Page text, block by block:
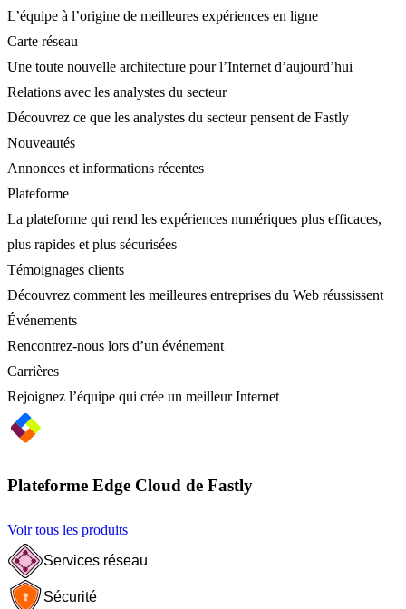
L’équipe à l’origine de meilleures expériences en ligne
Carte réseau
Une toute nouvelle architecture pour l’Internet d’aujourd’hui
Relations avec les analystes du secteur
Découvrez ce que les analystes du secteur pensent de Fastly
Nouveautés
Annonces et informations récentes
Plateforme
La plateforme qui rend les expériences numériques plus efficaces,
plus rapides et plus sécurisées
Témoignages clients
Découvrez comment les meilleures entreprises du Web réussissent
Événements
Rencontrez-nous lors d’un événement
Carrières
Rejoignez l’équipe qui crée un meilleur Internet
Plateforme Edge Cloud de Fastly
Voir tous les produits
Services réseau
Sécurité